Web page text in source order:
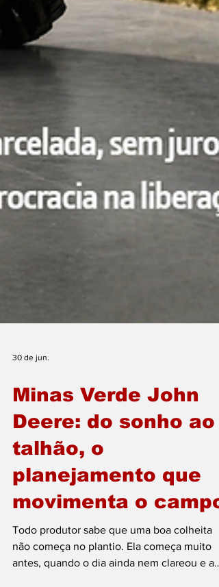
30 de jun.
Minas Verde John
Deere: do sonho ao
talhão, o
planejamento que
movimenta o campo